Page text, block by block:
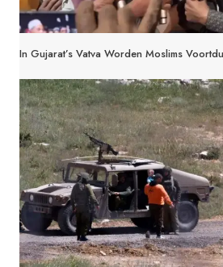
In Gujarat’s Vatva Worden Moslims